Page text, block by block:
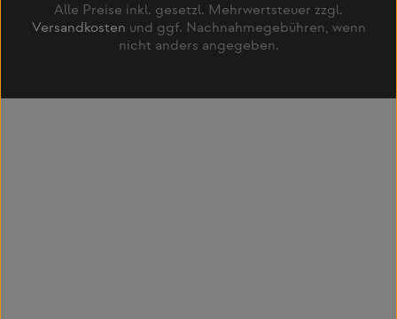
Alle Preise inkl. gesetzl. Mehrwertsteuer zzgl.
Versandkosten und ggf. Nachnahmegebühren, wenn
nicht anders angegeben.